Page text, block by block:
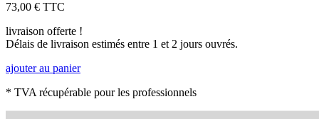
73,00 € TTC
livraison offerte !
Délais de livraison estimés entre 1 et 2 jours ouvrés.
ajouter au panier
* TVA récupérable pour les professionnels